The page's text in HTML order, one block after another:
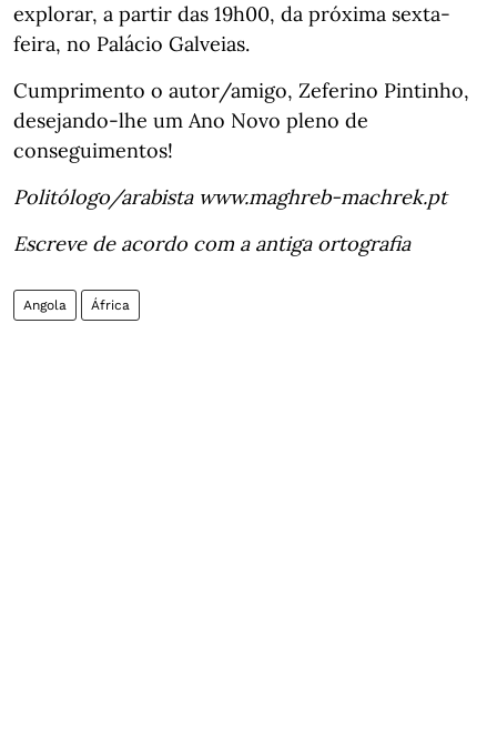
explorar, a partir das 19h00, da próxima sexta-
feira, no Palácio Galveias.
Cumprimento o autor/amigo, Zeferino Pintinho,
desejando-lhe um Ano Novo pleno de
conseguimentos!
Politólogo/arabista www.maghreb-machrek.pt
Escreve de acordo com a antiga ortografia
Angola África